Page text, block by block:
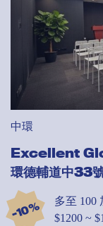
中環
Excellent
環德輔道中33
-10% 多至 100
$1200 ~